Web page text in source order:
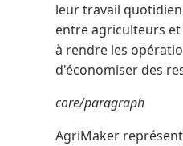
leur travail
entre agriculteurs et
à rendre les
d'économiser des
core/paragraph
AgriMaker